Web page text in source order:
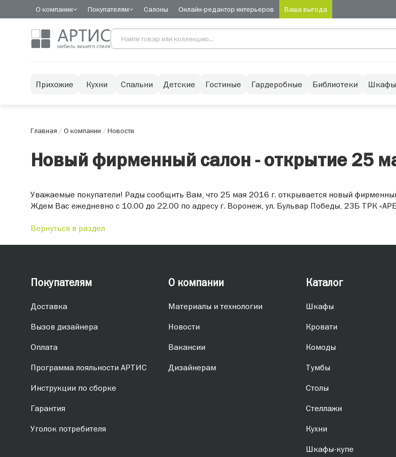
О компании Покупателям Салоны Онлайн-редактор интерьеров Ваша выгода
Прихожие Кухни Спальни Детские Гостиные Гардеробные Библиотеки
Главная /О компании /Новости
Новый фирменный салон - открытие 25
Уважаемые покупатели! Рады сообщить Вам, что 25 мая 2016 г. открывается новый
Ждем Вас ежедневно c 10.00 до 22.00 по адресу г. Воронеж, ул. Бульвар Победы, 23Б ТРК
Вернуться в раздел
Покупателям
Доставка
Вызов дизайнера
Оплата
Программа лояльности АРТИС
Инструкции по сборке
Гарантия
Уголок потребителя
О компании
Материалы и технологии
Новости
Вакансии
Дизайнерам
Каталог
Шкафы
Кровати
Комоды
Тумбы
Столы
Стеллажи
Кухни
Шкафы-купе